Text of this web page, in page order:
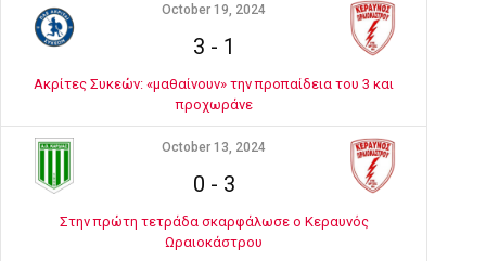
October 19, 2024
3 - 1
Ακρίτες Συκεών: «μαθαίνουν» την προπαίδεια του 3 και
προχωράνε
October 13, 2024
0 - 3
Στην πρώτη τετράδα σκαρφάλωσε ο Κεραυνός
Ωραιοκάστρου